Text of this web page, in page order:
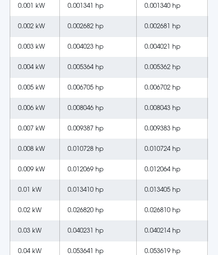
0.001 kW 0.001341 hp 0.001340 hp
0.002 kW 0.002682 hp 0.002681 hp
0.003 kW 0.004023 hp 0.004021 hp
0.004 kW 0.005364 hp 0.005362 hp
0.005 kW 0.006705 hp 0.006702 hp
0.006 kW 0.008046 hp 0.008043 hp
0.007 kW 0.009387 hp 0.009383 hp
0.008 kW 0.010728 hp 0.010724 hp
0.009 kW 0.012069 hp 0.012064 hp
0.01 kW 0.013410 hp 0.013405 hp
0.02 kW 0.026820 hp 0.026810 hp
0.03 kW 0.040231 hp 0.040214 hp
0.04 kW 0.053641 hp 0.053619 hp